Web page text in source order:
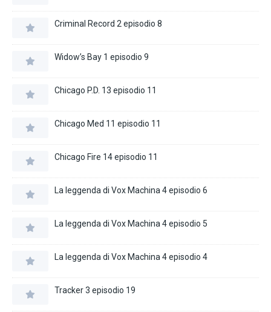
Criminal Record 2 episodio 8
Widow’s Bay 1 episodio 9
Chicago P.D. 13 episodio 11
Chicago Med 11 episodio 11
Chicago Fire 14 episodio 11
La leggenda di Vox Machina 4 episodio 6
La leggenda di Vox Machina 4 episodio 5
La leggenda di Vox Machina 4 episodio 4
Tracker 3 episodio 19